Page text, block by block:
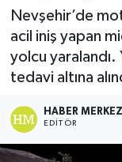
Nevşehir’de
acil iniş yapan
yolcu yaralandı.
tedavi altına
HABER MERKEZI
EDITÖR
Tüm
Son Dakika
Haber Arşivi